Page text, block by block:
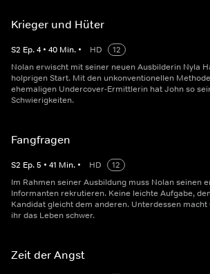
Krieger und Hüter
S2 Ep.4 • 40 Min. • HD
12
Nolan erwischt mit seiner neuen Ausbilderin Nyla
holprigen Start. Mit den unkonventionellen
ehemaligen Undercover-Ermittlerin hat John so
Schwierigkeiten.
Fangfragen
S2 Ep.5 • 41 Min. • HD
12
Im Rahmen seiner Ausbildung muss Nolan seinen
Informanten rekrutieren. Keine leichte Aufgabe,
Kandidat gleicht dem anderen. Unterdessen
ihr das Leben schwer.
Zeit der Angst